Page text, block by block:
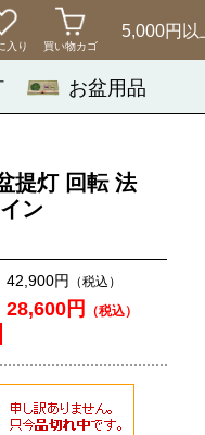
5,000円以
入り 買い物カゴ
お盆用品
提灯 回転 法
ン
42,900円 （税込）
28,600円 （税込）